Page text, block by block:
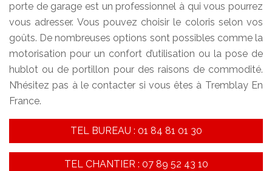
porte de garage est un professionnel à qui vous pourrez
vous adresser. Vous pouvez choisir le coloris selon vos
goûts. De nombreuses options sont possibles comme la
motorisation pour un confort d’utilisation ou la pose de
hublot ou de portillon pour des raisons de commodité.
N’hésitez pas à le contacter si vous êtes à Tremblay En
France.
TEL BUREAU : 01 84 81 01 30
TEL CHANTIER : 07 89 52 43 10